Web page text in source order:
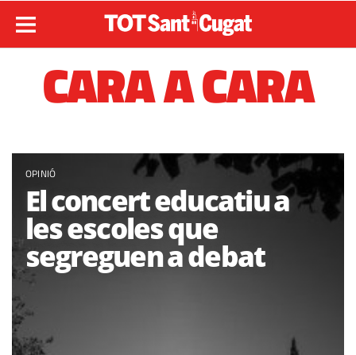
CARA A CARA
OPINIÓ
El concert educatiu a
les escoles que
segreguen a debat